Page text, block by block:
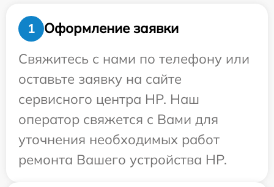
1
Оформление заявки
Свяжитесь с нами по телефону или
оставьте заявку на сайте
сервисного центра HP. Наш
оператор свяжется с Вами для
уточнения необходимых работ
ремонта Вашего устройства HP.